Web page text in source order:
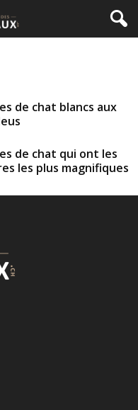
de chat blancs aux
de chat qui ont les
les plus magnifiques